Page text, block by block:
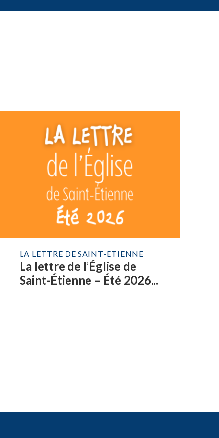
LA LETTRE DE SAINT-ETIENNE
La lettre de l’Église de
Saint-Étienne – Été 2026...